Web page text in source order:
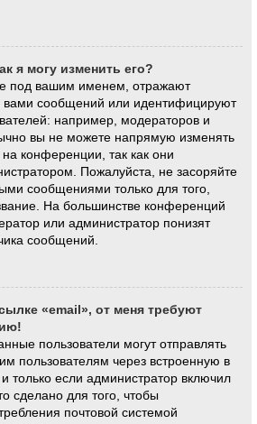
я могу изменить его?
под вашим именем, отражают
вами сообщений или идентифицируют
например, модераторов и
вы не можете напрямую изменять
конференции, так как они
Пожалуйста, не засоряйте
сообщениями только для того,
На большинстве конференций
или администратор понизят
сообщений.
«email», от меня требуют
пользователи могут отправлять
пользователям через встроенную в
если администратор включил
сделано для того, чтобы
почтовой системой